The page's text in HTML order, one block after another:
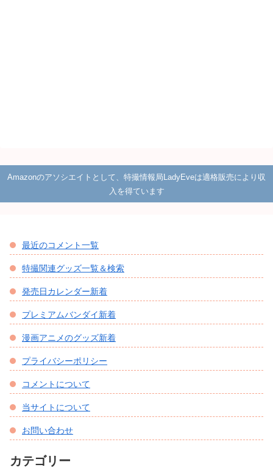
Amazonのアソシエイトとして、特撮情報局LadyEveは適格販売により収
入を得ています
最近のコメント一覧
特撮関連グッズ一覧＆検索
発売日カレンダー新着
プレミアムバンダイ新着
漫画アニメのグッズ新着
プライバシーポリシー
コメントについて
当サイトについて
お問い合わせ
カテゴリー